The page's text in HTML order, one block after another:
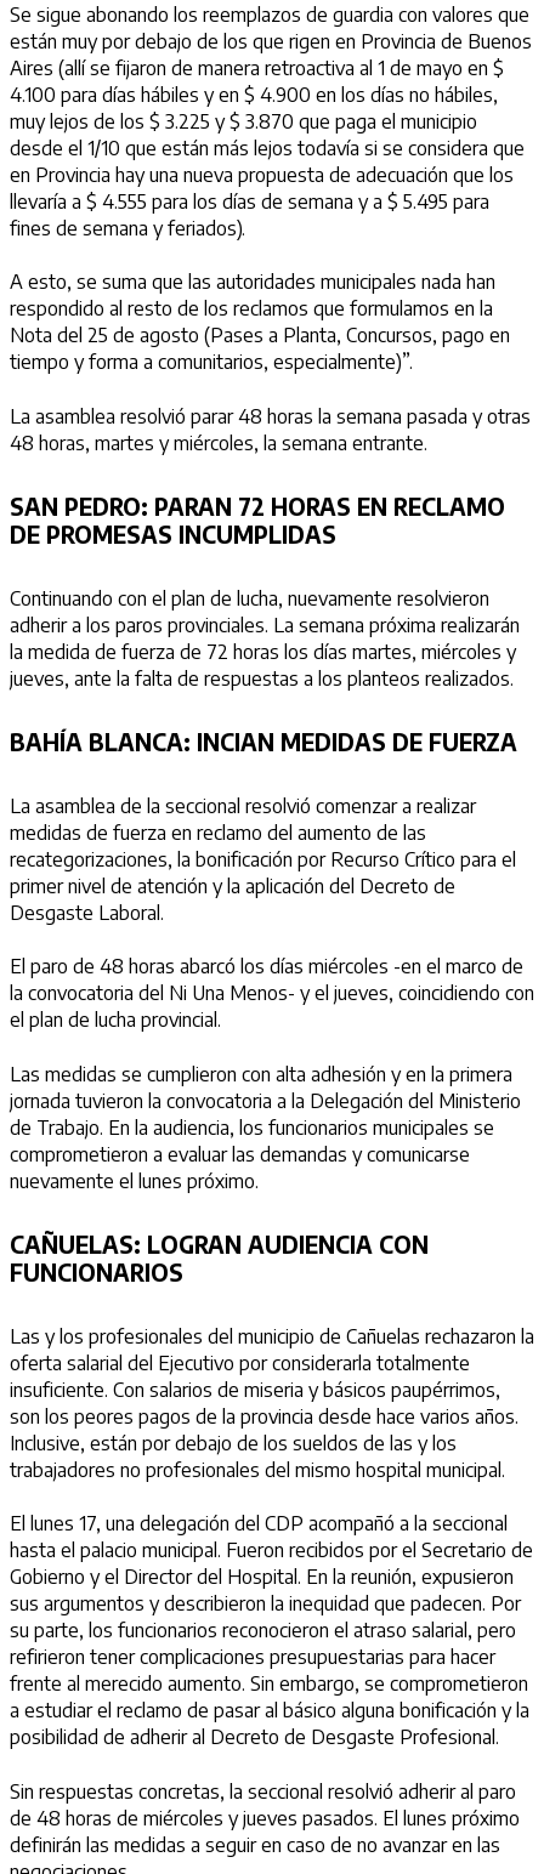
Se sigue abonando los reemplazos de guardia con valores que
están muy por debajo de los que rigen en Provincia de Buenos
Aires (allí se fijaron de manera retroactiva al 1 de mayo en $
4.100 para días hábiles y en $ 4.900 en los días no hábiles,
muy lejos de los $ 3.225 y $ 3.870 que paga el municipio
desde el 1/10 que están más lejos todavía si se considera que
en Provincia hay una nueva propuesta de adecuación que los
llevaría a $ 4.555 para los días de semana y a $ 5.495 para
fines de semana y feriados).
A esto, se suma que las autoridades municipales nada han
respondido al resto de los reclamos que formulamos en la
Nota del 25 de agosto (Pases a Planta, Concursos, pago en
tiempo y forma a comunitarios, especialmente)”.
La asamblea resolvió parar 48 horas la semana pasada y otras
48 horas, martes y miércoles, la semana entrante.
SAN PEDRO: PARAN 72 HORAS EN RECLAMO
DE PROMESAS INCUMPLIDAS
Continuando con el plan de lucha, nuevamente resolvieron
adherir a los paros provinciales. La semana próxima realizarán
la medida de fuerza de 72 horas los días martes, miércoles y
jueves, ante la falta de respuestas a los planteos realizados.
BAHÍA BLANCA: INCIAN MEDIDAS DE FUERZA
La asamblea de la seccional resolvió comenzar a realizar
medidas de fuerza en reclamo del aumento de las
recategorizaciones, la bonificación por Recurso Crítico para el
primer nivel de atención y la aplicación del Decreto de
Desgaste Laboral.
El paro de 48 horas abarcó los días miércoles -en el marco de
la convocatoria del Ni Una Menos- y el jueves, coincidiendo con
el plan de lucha provincial.
Las medidas se cumplieron con alta adhesión y en la primera
jornada tuvieron la convocatoria a la Delegación del Ministerio
de Trabajo. En la audiencia, los funcionarios municipales se
comprometieron a evaluar las demandas y comunicarse
nuevamente el lunes próximo.
CAÑUELAS: LOGRAN AUDIENCIA CON
FUNCIONARIOS
Las y los profesionales del municipio de Cañuelas rechazaron la
oferta salarial del Ejecutivo por considerarla totalmente
insuficiente. Con salarios de miseria y básicos paupérrimos,
son los peores pagos de la provincia desde hace varios años.
Inclusive, están por debajo de los sueldos de las y los
trabajadores no profesionales del mismo hospital municipal.
El lunes 17, una delegación del CDP acompañó a la seccional
hasta el palacio municipal. Fueron recibidos por el Secretario de
Gobierno y el Director del Hospital. En la reunión, expusieron
sus argumentos y describieron la inequidad que padecen. Por
su parte, los funcionarios reconocieron el atraso salarial, pero
refirieron tener complicaciones presupuestarias para hacer
frente al merecido aumento. Sin embargo, se comprometieron
a estudiar el reclamo de pasar al básico alguna bonificación y la
posibilidad de adherir al Decreto de Desgaste Profesional.
Sin respuestas concretas, la seccional resolvió adherir al paro
de 48 horas de miércoles y jueves pasados. El lunes próximo
definirán las medidas a seguir en caso de no avanzar en las